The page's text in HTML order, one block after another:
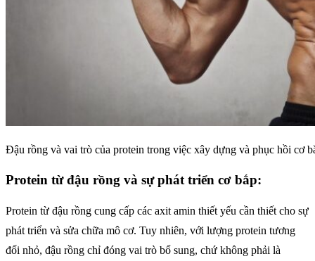
Đậu rồng và vai trò của protein trong việc xây dựng và phục hồi cơ
Protein từ đậu rồng và sự phát triển cơ bắp:
Protein từ đậu rồng cung cấp các axit amin thiết yếu cần thiết cho sự
phát triển và sửa chữa mô cơ. Tuy nhiên, với lượng protein tương
đối nhỏ, đậu rồng chỉ đóng vai trò bổ sung, chứ không phải là